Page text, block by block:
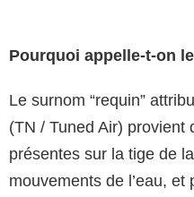
Pourquoi appelle-t-on
Le surnom “requin”
(TN / Tuned Air) provient
présentes sur la tige de
mouvements de l’eau,